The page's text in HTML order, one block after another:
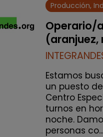
Producción,
Operario/
(aranjuez,
Estamos
un puesto
Centro
turnos en
noche.
personas co...